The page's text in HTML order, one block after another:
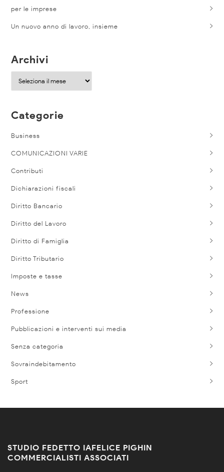
per le imprese
Un nuovo anno di lavoro, insieme
Archivi
Archivi
Categorie
Business
COMUNICAZIONI VARIE
Contributi
Dichiarazioni fiscali
Diritto Bancario
Diritto del Lavoro
Diritto di Famiglia
Diritto Tributario
Imposte e tasse
News
Professione
Pubblicazioni e interventi sui media
Senza categoria
Sovraindebitamento
Sport
STUDIO FEDETTO IAFELICE PIGHIN
COMMERCIALISTI ASSOCIATI